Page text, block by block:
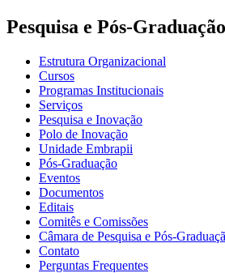
Pesquisa e Pós-Graduação
Estrutura Organizacional
Cursos
Programas Institucionais
Serviços
Pesquisa e Inovação
Polo de Inovação
Unidade Embrapii
Pós-Graduação
Eventos
Documentos
Editais
Comitês e Comissões
Câmara de Pesquisa e Pós-
Contato
Perguntas Frequentes